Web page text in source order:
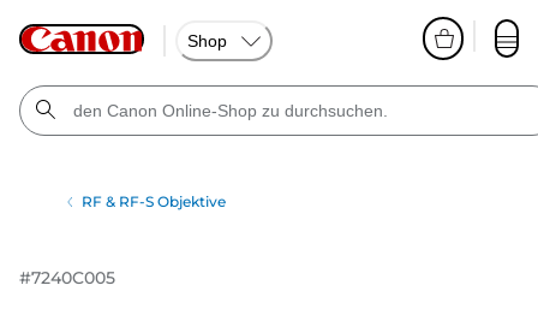
Shop
RF & RF-S Objektive
#7240C005